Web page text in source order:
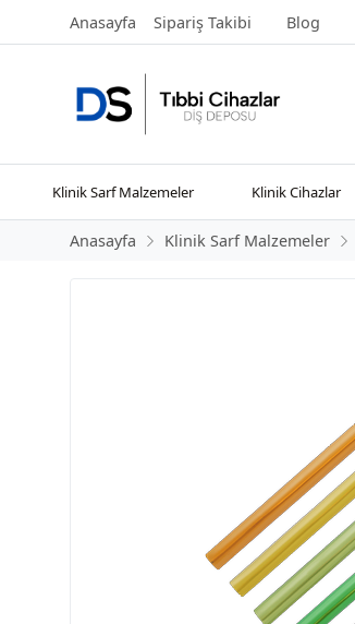
Anasayfa Sipariş Takibi Blog
Klinik Sarf Malzemeler Klinik Cihazlar
Anasayfa Klinik Sarf Malzemeler